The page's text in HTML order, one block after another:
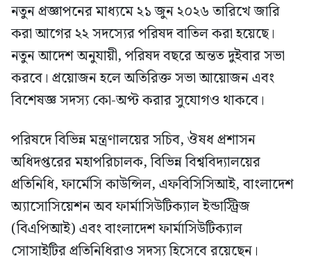
নতুন প্রজ্ঞাপনের মাধ্যমে ২১ জুন ২০২৬ তারিখে জারি
করা আগের ২২ সদস্যের পরিষদ বাতিল করা হয়েছে।
নতুন আদেশ অনুযায়ী, পরিষদ বছরে অন্তত দুইবার সভা
করবে। প্রয়োজন হলে অতিরিক্ত সভা আয়োজন এবং
বিশেষজ্ঞ সদস্য কো-অপ্ট করার সুযোগও থাকবে।
পরিষদে বিভিন্ন মন্ত্রণালয়ের সচিব, ঔষধ প্রশাসন
অধিদপ্তরের মহাপরিচালক, বিভিন্ন বিশ্ববিদ্যালয়ের
প্রতিনিধি, ফার্মেসি কাউন্সিল, এফবিসিসিআই, বাংলাদেশ
অ্যাসোসিয়েশন অব ফার্মাসিউটিক্যাল ইন্ডাস্ট্রিজ
(বিএপিআই) এবং বাংলাদেশ ফার্মাসিউটিক্যাল
সোসাইটির প্রতিনিধিরাও সদস্য হিসেবে রয়েছেন।